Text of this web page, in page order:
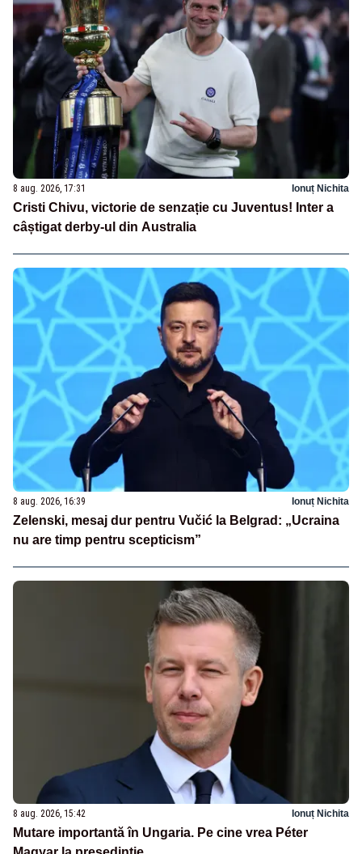
8 aug. 2026, 17:31 Ionuț Nichita
Cristi Chivu, victorie de senzație cu Juventus! Inter a
câștigat derby-ul din Australia
8 aug. 2026, 16:39 Ionuț Nichita
Zelenski, mesaj dur pentru Vučić la Belgrad: „Ucraina
nu are timp pentru scepticism”
8 aug. 2026, 15:42 Ionuț Nichita
Mutare importantă în Ungaria. Pe cine vrea Péter